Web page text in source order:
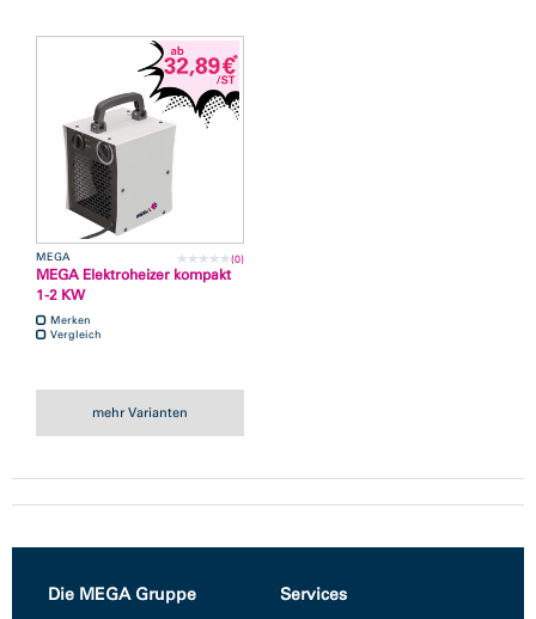
MEGA (0)
MEGA Elektroheizer kompakt
1-2 KW
Merken
Vergleich
mehr Varianten
Die MEGA Gruppe Services